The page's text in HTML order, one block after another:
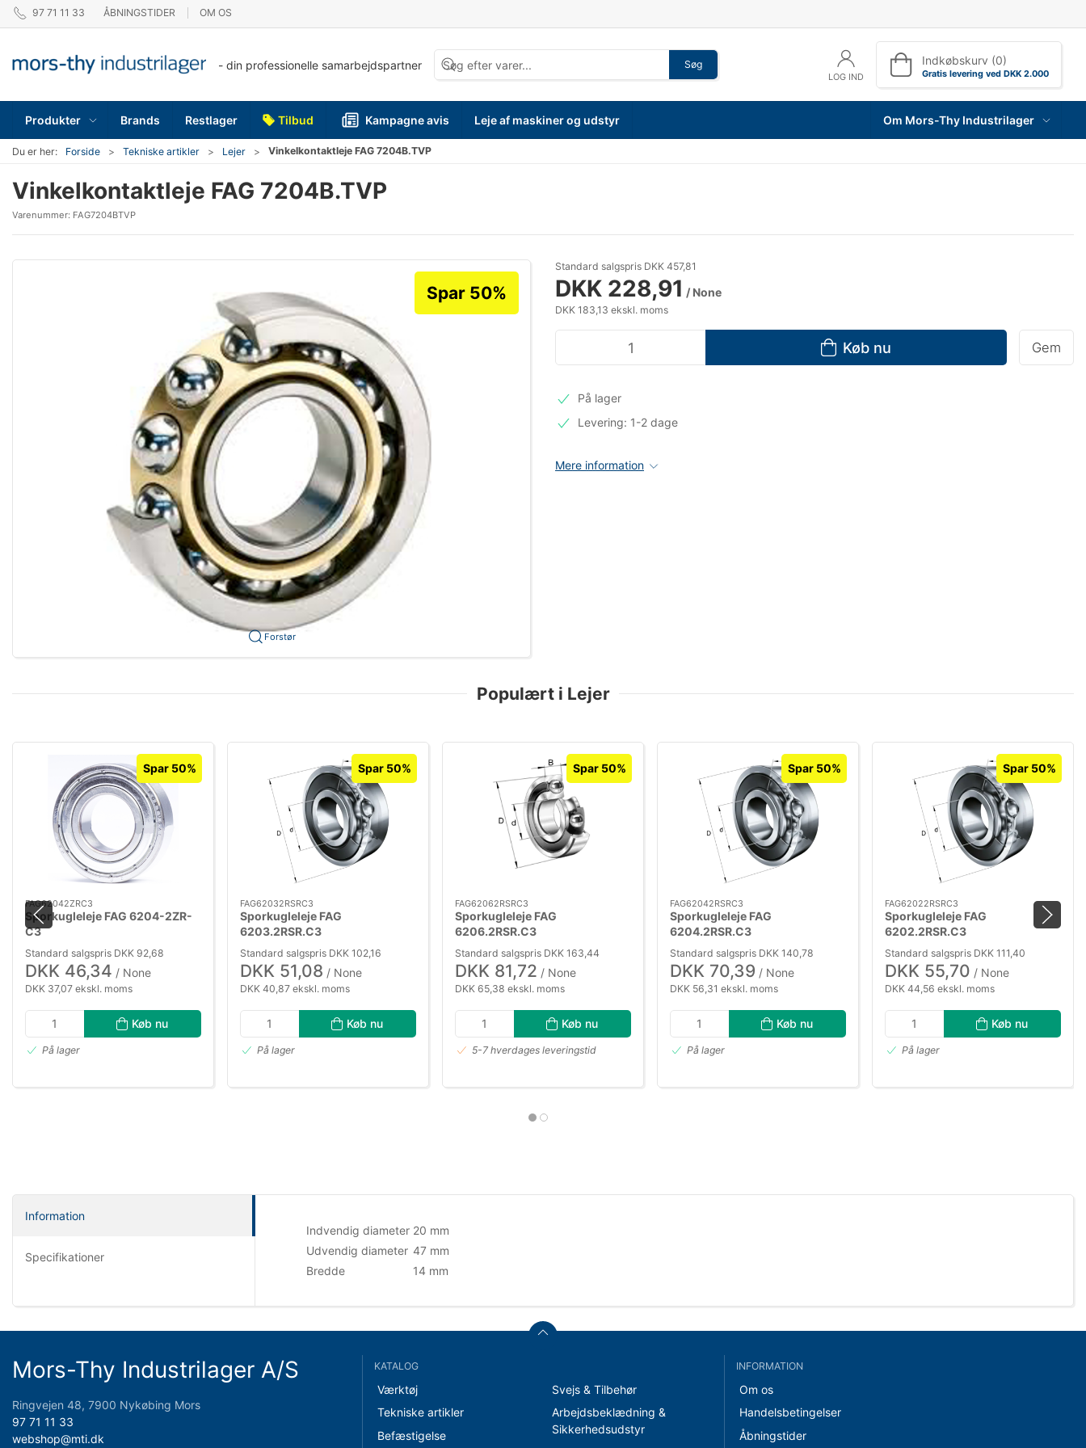
97 71 11 33 ÅBNINGSTIDER OM OS
- din professionelle samarbejdspartner Søg
LOG IND
Indkøbskurv (0)
Gratis levering ved DKK 2.000
Produkter Brands Restlager Tilbud Kampagne avis Leje af maskiner og udstyr Om Mors-Thy Industrilager
Du er her: Forside Tekniske artikler Lejer Vinkelkontaktleje FAG 7204B.TVP
Vinkelkontaktleje FAG 7204B.TVP
Varenummer: FAG7204BTVP
Forstør
Spar 50%
Standard salgspris DKK 457,81
DKK 228,91 / None
DKK 183,13 ekskl. moms
Køb nu Gem
På lager
Levering: 1-2 dage
Mere information
Populært i Lejer
Spar 50%
FAG62042ZRC3
Sporkugleleje FAG 6204-2ZR-
C3
Standard salgspris DKK 92,68
DKK 46,34 / None
DKK 37,07 ekskl. moms
Køb nu
På lager
Spar 50%
FAG62032RSRC3
Sporkugleleje FAG
6203.2RSR.C3
Standard salgspris DKK 102,16
DKK 51,08 / None
DKK 40,87 ekskl. moms
Køb nu
På lager
Spar 50%
FAG62062RSRC3
Sporkugleleje FAG
6206.2RSR.C3
Standard salgspris DKK 163,44
DKK 81,72 / None
DKK 65,38 ekskl. moms
Køb nu
5-7 hverdages leveringstid
Spar 50%
FAG62042RSRC3
Sporkugleleje FAG
6204.2RSR.C3
Standard salgspris DKK 140,78
DKK 70,39 / None
DKK 56,31 ekskl. moms
Køb nu
På lager
Spar 50%
FAG62022RSRC3
Sporkugleleje FAG
6202.2RSR.C3
Standard salgspris DKK 111,40
DKK 55,70 / None
DKK 44,56 ekskl. moms
Køb nu
På lager
Information
Specifikationer
Indvendig diameter 20 mm
Udvendig diameter 47 mm
Bredde
14 mm
Mors-Thy Industrilager A/S
Ringvejen 48, 7900 Nykøbing Mors
97 71 11 33
webshop@mti.dk
KATALOG
Værktøj
Tekniske artikler
Befæstigelse
Svejs & Tilbehør
Arbejdsbeklædning &
Sikkerhedsudstyr
INFORMATION
Om os
Handelsbetingelser
Åbningstider